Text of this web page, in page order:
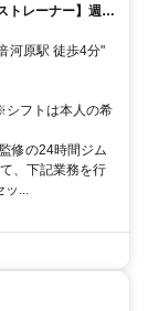
トレーナー】週3
倍河原駅 徒歩4分"
シフトは本人の希
修の24時間ジム
、下記業務を行
ッ...